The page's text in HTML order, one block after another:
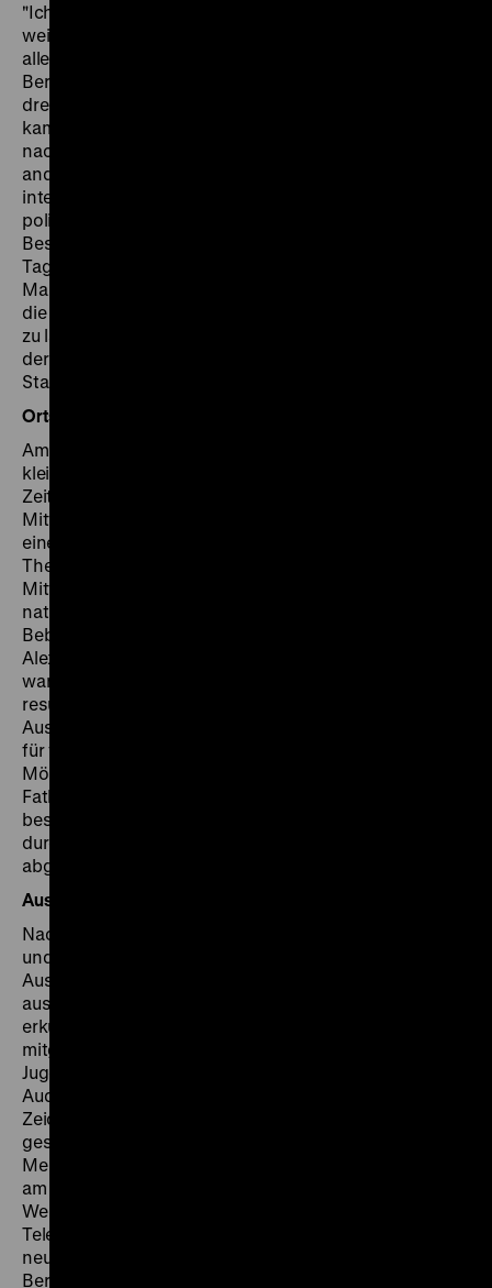
"Ich würde das Ferienprogramm Freunden empfehlen,
weil man alles über die Geschichte erfahren kann und
alles fragen kann. Ich habe alles über Deutschland und
Berlin gelernt und richtig verstanden", meint eine
dreizehnjährige Teilnehmerin nach dem Programm. Sie
kam erst ein Jahr zuvor mit ihrer Familie aus Syrien
nach Berlin und freundete sich schnell mit den
anderen Teilnehmenden an. Neben dem
interkulturellen Austausch wurde auch die historisch-
politische Bildung der Jugendlichen gefördert. Beim
Besuch im Deutschen Historischen Museum am ersten
Tag des Programmes legte Museumspädagogin
Martha Zan besonderen Wert darauf, genug Platz für
die eigenen Erzählungen und Fragen der Jugendlichen
zu lassen. Gemeinsam erkundeten sie Wendepunkte
der deutschen Geschichte, die sich im Berliner
Stadtbild spiegeln.
Ortserkundung mit älteren Berlinerinnen und Berlinern
Am zweiten Tag erkundeten die Jugendlichen in
kleinen Gruppen gemeinsam mit ehrenamtlichen
Zeitzeugen und Infopaten bekannte Orte in Berlin-
Mitte. Jeder ausgewählte Ort erzählte mindestens
einen zentralen Aspekt der deutschen Geschichte: Die
Themen reichten von der Rolle des Christentums im
Mittelalter am Beispiel der Nikolaikirche, über die
nationalsozialistische Bücherverbrennung am
Bebelplatz hin zur Friedlichen Revolution am
Alexanderplatz. "Mit den Zeitzeugen und den Tandems
war es gut, denn es gab keine peinliche Stille",
resümierte eine Teilnehmerin aus Deutschland. Der
Austausch zwischen den Generationen war besonders
für viele der unbegleiteten Geflüchteten eine gute
Möglichkeit ältere Deutsche kennenzulernen, wie Julia
Fath vom Kooperationspartner
bestätigte. Auch bei den Ehrenamtlichen konnten
durch den Austausch mit den Jugendlichen Barrieren
abgebaut werden.
Ausstellungsgestaltung und Performance
Nach der Ortserkundung gestalteten die Geflüchteten
und die Berliner Jugendlichen gemeinsam
Ausstellungsboxen. Diese enthielten einen Dreiklang
aus einem betrachteten Objekt im Museum, dem
erkundeten Ort in Berlin-Mitte und einem
mitgebrachten, persönlichen Gegenstand der
Jugendlichen. Von gesprayten Bildern, über Fotos und
Audioaufnahmen hin zu Tonmodellagen und
Zeichnungen waren der Kreativität keine Grenzen
gesetzt. Ihre Ausstellung "LebensMITTElpunkt. Ihre –
Meine – Unsere Stadt" präsentierten die Jugendlichen
am dritten Tag in einer Performance auf der Bühne des
Werk9. Zum Schluss des Projektes tauschten viele ihre
Telefonnummern aus. "Ich habe viel Spaß gehabt und
neue Leute kennengelernt", bilanzierte ein 17-jähriger
Berliner und fasste damit die Stimmung der Gruppe